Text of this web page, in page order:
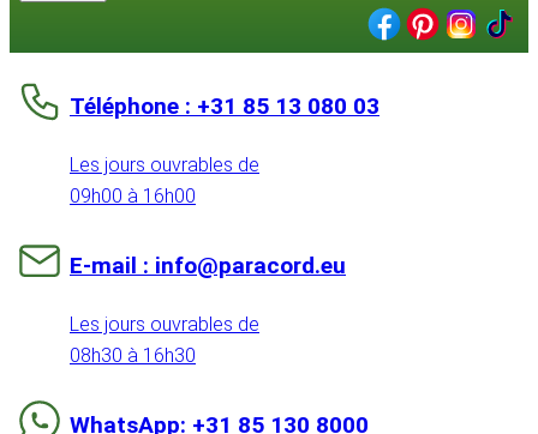
Téléphone : +31 85 13 080 03
Les jours ouvrables de
09h00 à 16h00
E-mail : info@paracord.eu
Les jours ouvrables de
08h30 à 16h30
WhatsApp: +31 85 130 8000